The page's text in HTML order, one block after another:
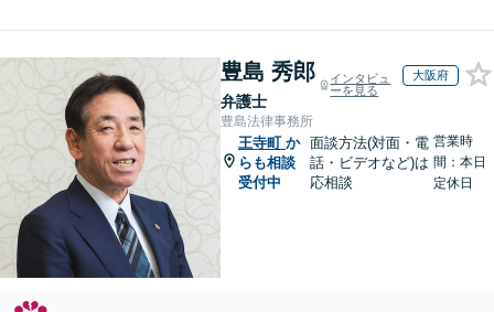
豊島 秀郎
弁護士
インタビュ
ーを見る
大阪府
豊島法律事務所
王寺町 か
らも相談
受付中
面談方法(対面・電
話・ビデオなど)は
応相談
営業時
間：本日
定休日